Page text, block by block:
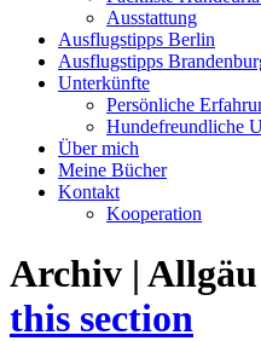
Ausstattung
Ausflugstipps Berlin
Ausflugstipps
Unterkünfte
Persönliche
Hundefreundliche
Über mich
Meine Bücher
Kontakt
Kooperation
Archiv | Allgäu
this section